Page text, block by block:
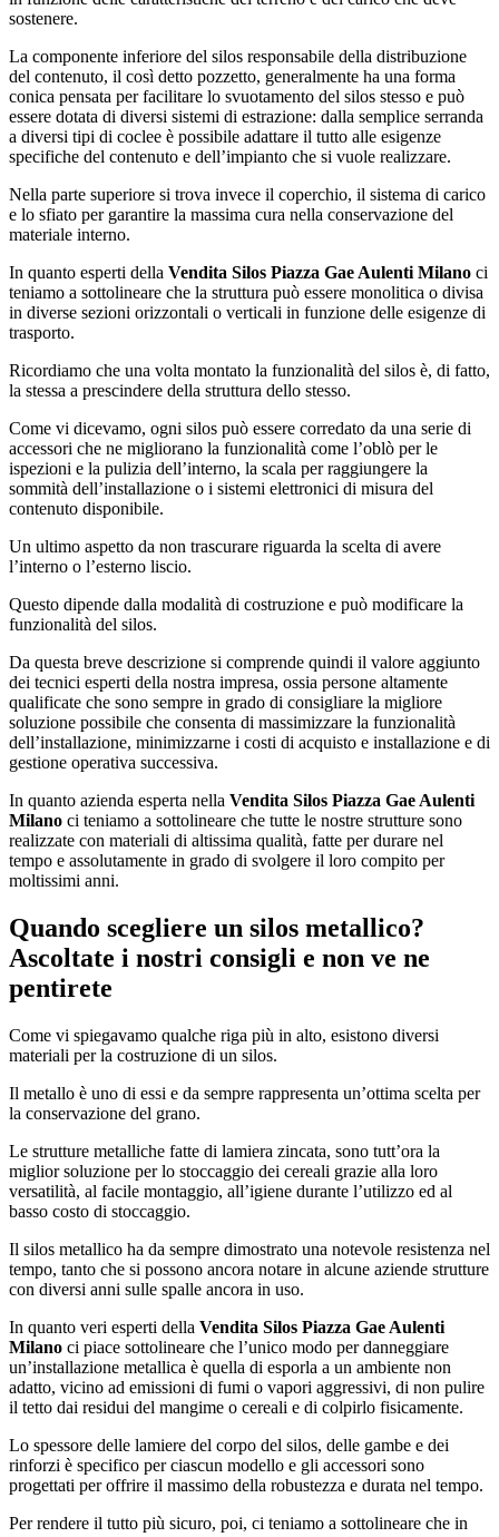
sostenere.
La componente inferiore del silos responsabile della distribuzione
del contenuto, il così detto pozzetto, generalmente ha una forma
conica pensata per facilitare lo svuotamento del silos stesso e può
essere dotata di diversi sistemi di estrazione: dalla semplice serranda
a diversi tipi di coclee è possibile adattare il tutto alle esigenze
specifiche del contenuto e dell’impianto che si vuole realizzare.
Nella parte superiore si trova invece il coperchio, il sistema di carico
e lo sfiato per garantire la massima cura nella conservazione del
materiale interno.
In quanto esperti della Vendita Silos Piazza Gae Aulenti Milano ci
teniamo a sottolineare che la struttura può essere monolitica o divisa
in diverse sezioni orizzontali o verticali in funzione delle esigenze di
trasporto.
Ricordiamo che una volta montato la funzionalità del silos è, di fatto,
la stessa a prescindere della struttura dello stesso.
Come vi dicevamo, ogni silos può essere corredato da una serie di
accessori che ne migliorano la funzionalità come l’oblò per le
ispezioni e la pulizia dell’interno, la scala per raggiungere la
sommità dell’installazione o i sistemi elettronici di misura del
contenuto disponibile.
Un ultimo aspetto da non trascurare riguarda la scelta di avere
l’interno o l’esterno liscio.
Questo dipende dalla modalità di costruzione e può modificare la
funzionalità del silos.
Da questa breve descrizione si comprende quindi il valore aggiunto
dei tecnici esperti della nostra impresa, ossia persone altamente
qualificate che sono sempre in grado di consigliare la migliore
soluzione possibile che consenta di massimizzare la funzionalità
dell’installazione, minimizzarne i costi di acquisto e installazione e di
gestione operativa successiva.
In quanto azienda esperta nella Vendita Silos Piazza Gae Aulenti
Milano ci teniamo a sottolineare che tutte le nostre strutture sono
realizzate con materiali di altissima qualità, fatte per durare nel
tempo e assolutamente in grado di svolgere il loro compito per
moltissimi anni.
Quando scegliere un silos metallico?
Ascoltate i nostri consigli e non ve ne
pentirete
Come vi spiegavamo qualche riga più in alto, esistono diversi
materiali per la costruzione di un silos.
Il metallo è uno di essi e da sempre rappresenta un’ottima scelta per
la conservazione del grano.
Le strutture metalliche fatte di lamiera zincata, sono tutt’ora la
miglior soluzione per lo stoccaggio dei cereali grazie alla loro
versatilità, al facile montaggio, all’igiene durante l’utilizzo ed al
basso costo di stoccaggio.
Il silos metallico ha da sempre dimostrato una notevole resistenza nel
tempo, tanto che si possono ancora notare in alcune aziende strutture
con diversi anni sulle spalle ancora in uso.
In quanto veri esperti della Vendita Silos Piazza Gae Aulenti
Milano ci piace sottolineare che l’unico modo per danneggiare
un’installazione metallica è quella di esporla a un ambiente non
adatto, vicino ad emissioni di fumi o vapori aggressivi, di non pulire
il tetto dai residui del mangime o cereali e di colpirlo fisicamente.
Lo spessore delle lamiere del corpo del silos, delle gambe e dei
rinforzi è specifico per ciascun modello e gli accessori sono
progettati per offrire il massimo della robustezza e durata nel tempo.
Per rendere il tutto più sicuro, poi, ci teniamo a sottolineare che in